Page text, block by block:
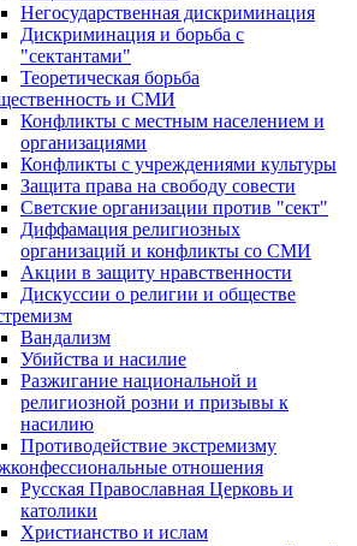
Негосударственная дискриминация
Дискриминация и борьба с
"сектантами"
Теоретическая борьба
и СМИ
Конфликты с местным населением и
организациями
Конфликты с учреждениями культуры
Защита права на свободу совести
Светские организации против "сект"
Диффамация религиозных
организаций и конфликты со СМИ
Акции в защиту нравственности
Дискуссии о религии и обществе
Вандализм
Убийства и насилие
Разжигание национальной и
религиозной розни и призывы к
насилию
Противодействие экстремизму
отношения
Русская Православная Церковь и
католики
Христианство и ислам